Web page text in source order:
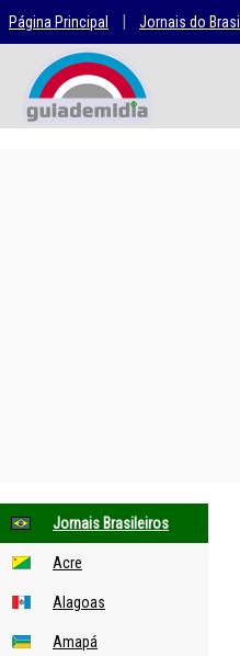
Página Principal | Jornais do Brasil
Jornais Brasileiros
Acre
Alagoas
Amapá